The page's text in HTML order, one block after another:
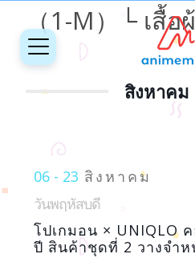
（1-M）└ เสื้
สิงหาคม
06 - 23 สิงหาคม
วันพฤหัสบดี
โปเกมอน × UNIQLO
ปี สินค้าชุดที่ 2 วางจำห